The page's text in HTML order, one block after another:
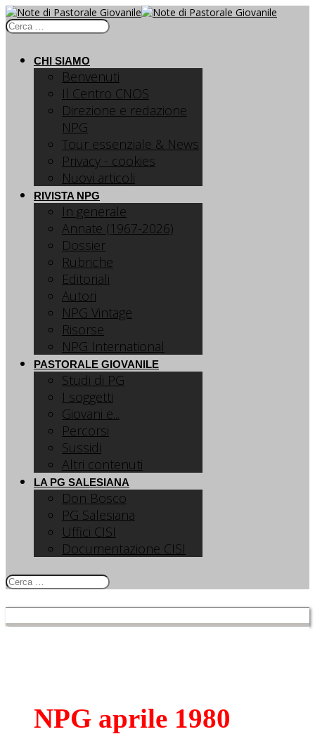
CHI SIAMO
Benvenuti
Il Centro CNOS
Direzione e redazione
NPG
Tour essenziale & News
Privacy - cookies
Nuovi articoli
RIVISTA NPG
In generale
Annate (1967-2026)
Dossier
Rubriche
Editoriali
Autori
NPG Vintage
Risorse
NPG International
PASTORALE GIOVANILE
Studi di PG
I soggetti
Giovani e...
Percorsi
Sussidi
Altri contenuti
LA PG SALESIANA
Don Bosco
PG Salesiana
Uffici CISI
Documentazione CISI
NPG aprile 1980